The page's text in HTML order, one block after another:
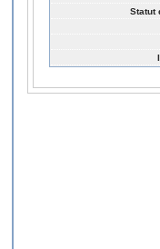
Statut